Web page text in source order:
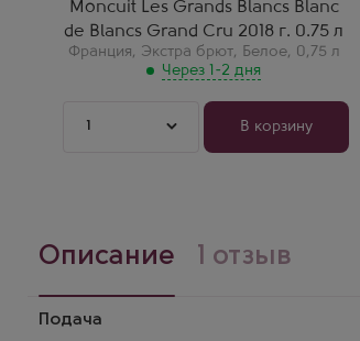
Moncuit Les Grands Blancs Blanc
de Blancs Grand Cru 2018 г. 0.75 л
Франция, Экстра брют, Белое, 0,75 л
Через 1-2 дня
1 В корзину
Описание 1 отзыв
Подача